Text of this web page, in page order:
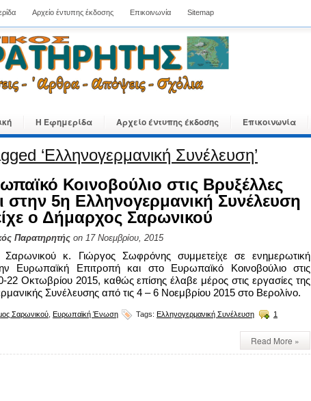
Αρχείο έντυπης έκδοσης Επικοινωνία Sitemap
Η Εφημερίδα Αρχείο έντυπης έκδοσης Επικοινωνία
‘Ελληνογερμανική Συνέλευση’
Κοινοβούλιο στις Βρυξέλλες
στην 5η Ελληνογερμανική Συνέλευση
ο Δήμαρχος Σαρωνικού
Παρατηρητής on 17 Νοεμβρίου, 2015
κ. Γιώργος Σωφρόνης συμμετείχε σε ενημερωτική
Ευρωπαϊκή Επιτροπή και στο Ευρωπαϊκό Κοινοβούλιο στις
22 Οκτωβρίου 2015, καθώς επίσης έλαβε μέρος στις εργασίες της
Συνέλευσης από τις 4 – 6 Νοεμβρίου 2015 στο Βερολίνο.
Σαρωνικού Ευρωπαϊκή Ένωση Tags: Ελληνογερμανική Συνέλευση
1
Read More »